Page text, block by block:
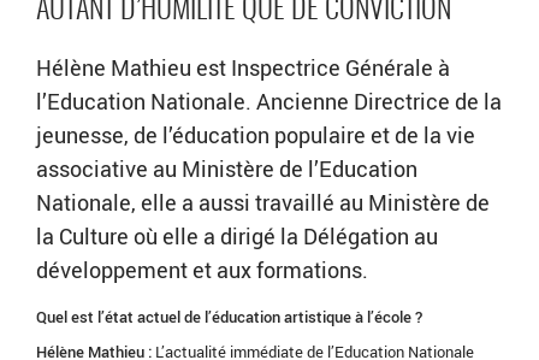
AUTANT D’HUMILITÉ QUE DE CONVICTION
Hélène Mathieu est Inspectrice Générale à
l’Education Nationale. Ancienne Directrice de la
jeunesse, de l’éducation populaire et de la vie
associative au Ministère de l’Education
Nationale, elle a aussi travaillé au Ministère de
la Culture où elle a dirigé la Délégation au
développement et aux formations.
Quel est l’état actuel de l’éducation artistique à l’école ?
Hélène Mathieu : L’actualité immédiate de l’Education Nationale